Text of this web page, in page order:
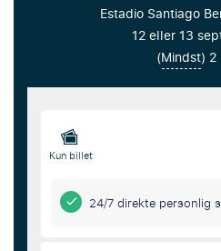
Estadio Santiago
12 eller 13
(Mindst)
Kun billet
24/7 direkte personlig